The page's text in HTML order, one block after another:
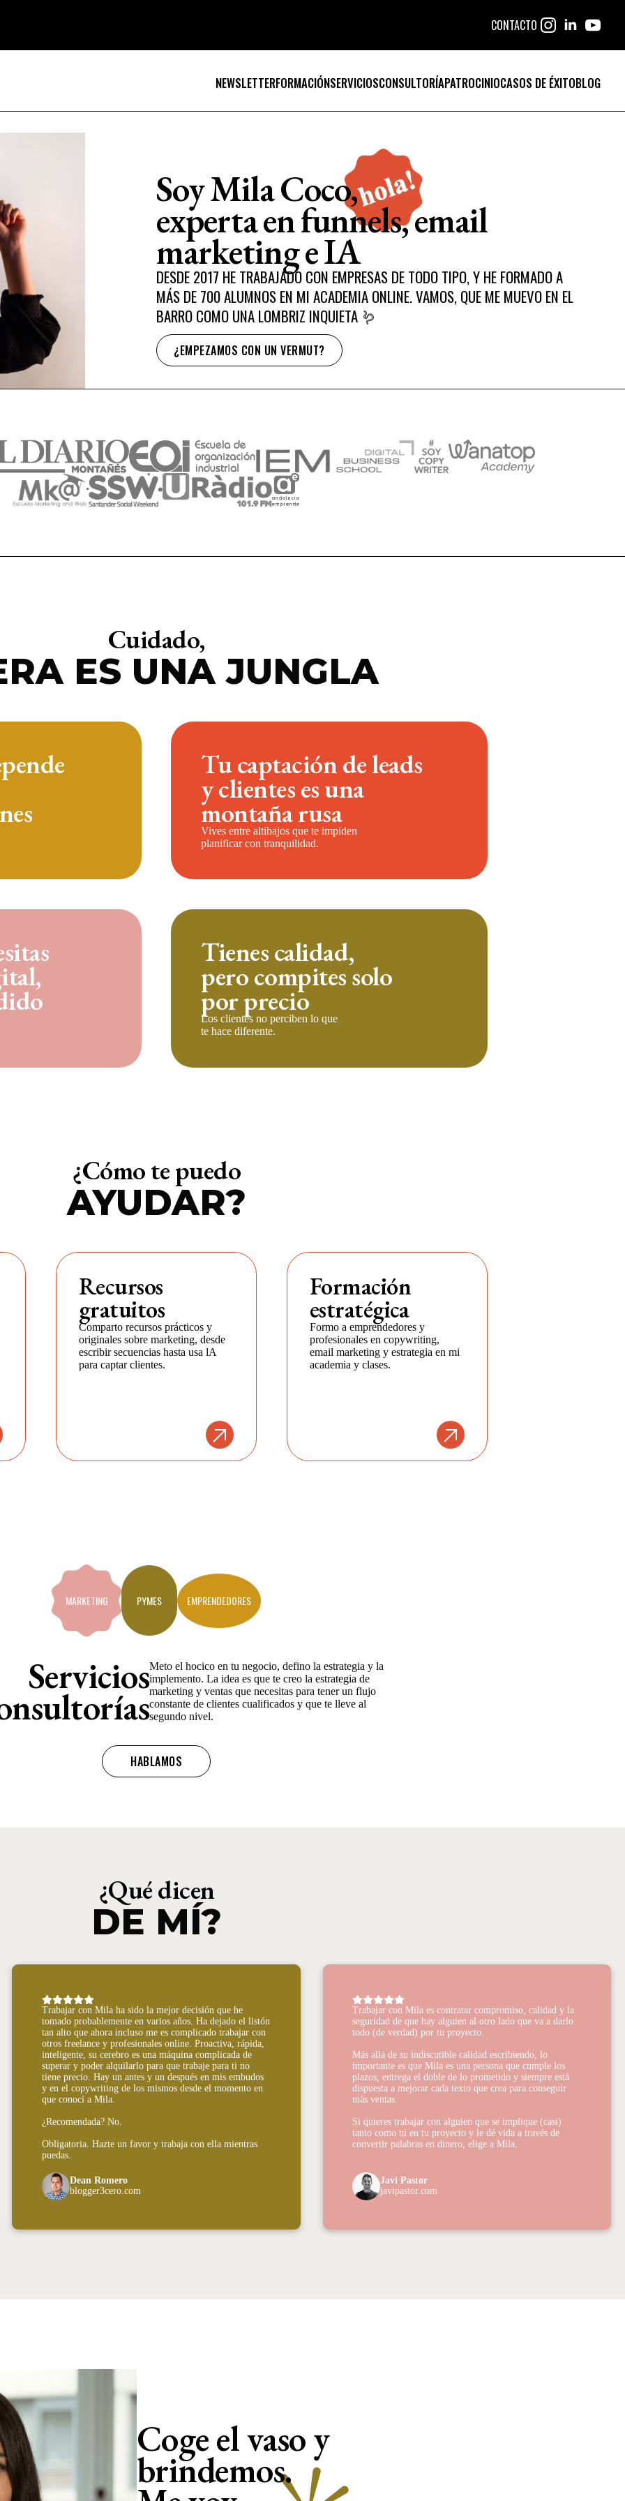
CONTACTO
NEWSLETTERFORMACIÓNSERVICIOSCONSULTORÍAPATROCINIOCASOS DE ÉXITOBLOG
Soy Mila Coco,
experta en funnels,email
marketinge IA
DESDE 2017 HE TRABAJADO CON EMPRESAS DE TODO TIPO, Y HE FORMADO A
MÁS DE 700 ALUMNOS EN MI ACADEMIA ONLINE. VAMOS, QUE ME MUEVO EN EL
BARRO COMO UNA LOMBRIZ INQUIETA 🪱
¿EMPEZAMOS CON UN VERMUT?
Cuidado,
ES UNA JUNGLA
Tu captación de leads
y clientes es una
montaña rusa
Vives entre altibajos que te impiden
planificar con tranquilidad.
Tienes calidad,
pero compites solo
por precio
Los clientes no perciben lo que
te hace diferente.
¿Cómo te puedo
AYUDAR?
Recursos
gratuitos
Comparto recursos prácticos y
originales sobre marketing, desde
escribir secuencias hasta usa lA
para captar clientes.
Formación
estratégica
Formo a emprendedores y
profesionales en copywriting,
email marketing y estrategia en mi
academia y clases.
MARKETING PYMES EMPRENDEDORES
ServiciosMeto el hocico en tu negocio, defino la estrategia y la
implemento. La idea es que te creo la estrategia de
marketing y ventas que necesitas para tener un flujo
constante de clientes cualificados y que te lleve al
segundo nivel.
HABLAMOS
¿Qué dicen
DE MÍ?
Trabajar con Mila ha sido la mejor decisión que he
tomado probablemente en varios años. Ha dejado el listón
tan alto que ahora incluso me es complicado trabajar con
otros freelance y profesionales online. Proactiva, rápida,
inteligente, su cerebro es una máquina complicada de
superar y poder alquilarlo para que trabaje para ti no
tiene precio. Hay un antes y un después en mis embudos
y en el copywriting de los mismos desde el momento en
que conocí a Mila.
¿Recomendada? No.
Obligatoria. Hazte un favor y trabaja con ella mientras
puedas.
Dean Romero
blogger3cero.com
Trabajar con Mila es contratar compromiso, calidad y la
seguridad de que hay alguien al otro lado que va a darlo
todo (de verdad) por tu proyecto.
Más allá de su indiscutible calidad escribiendo, lo
importante es que Mila es una persona que cumple los
plazos, entrega el doble de lo prometido y siempre está
dispuesta a mejorar cada texto que crea para conseguir
más ventas.
Si quieres trabajar con alguien que se implique (casi)
tanto como tú en tu proyecto y le dé vida a través de
convertir palabras en dinero, elige a Mila.
Javi Pastor
javipastor.com
Coge el vaso y
brindemos.